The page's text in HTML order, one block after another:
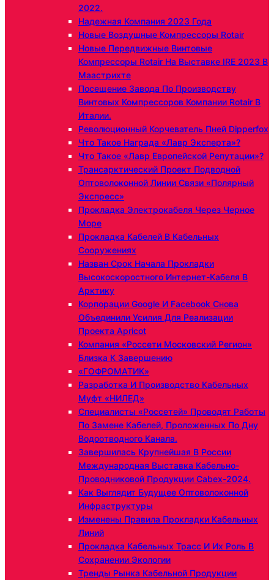
2022.
Надежная Компания 2023 Года
Новые Воздушные Компрессоры Rotair
Новые Передвижные Винтовые
Компрессоры Rotair На Выставке IRE 2023 В
Маастрихте
Посещение Завода По Производству
Винтовых Компрессоров Компании Rotair В
Италии.
Революционный Корчеватель Пней Dipperfox
Что Такое Награда «Лавр Эксперта»?
Что Такое «Лавр Европейской Репутации»?
Трансарктический Проект Подводной
Оптоволоконной Линии Связи «Полярный
Экспресс»
Прокладка Электрокабеля Через Черное
Море
Прокладка Кабелей В Кабельных
Сооружениях
Назван Срок Начала Прокладки
Высокоскоростного Интернет-Кабеля В
Арктику
Корпорации Google И Facebook Снова
Объединили Усилия Для Реализации
Проекта Apricot
Компания «Россети Московский Регион»
Близка К Завершению
«ГОФРОМАТИК»
Разработка И Производство Кабельных
Муфт «НИЛЕД»
Специалисты «Россетей» Проводят Работы
По Замене Кабелей, Проложенных По Дну
Водоотводного Канала.
Завершилась Крупнейшая В России
Международная Выставка Кабельно-
Проводниковой Продукции Cabex-2024.
Как Выглядит Будущее Оптоволоконной
Инфраструктуры
Изменены Правила Прокладки Кабельных
Линий
Прокладка Кабельных Трасс И Их Роль В
Сохранении Экологии
Тренды Рынка Кабельной Продукции